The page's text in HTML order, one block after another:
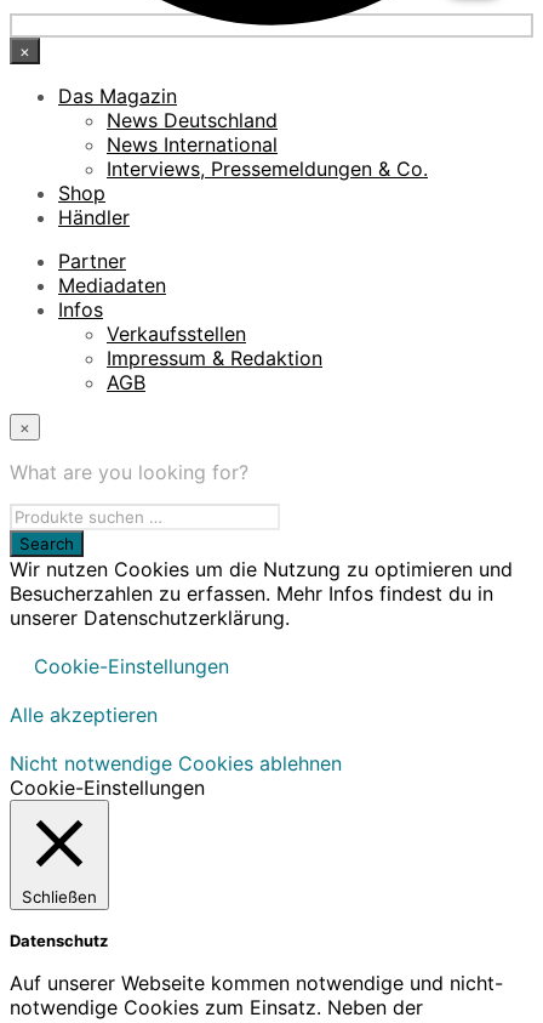
×
Das Magazin
News Deutschland
News International
Interviews, Pressemeldungen & Co.
Shop
Händler
Partner
Mediadaten
Infos
Verkaufsstellen
Impressum & Redaktion
AGB
×
What are you looking for?
Wir nutzen Cookies um die Nutzung zu optimieren und
Besucherzahlen zu erfassen. Mehr Infos findest du in
unserer Datenschutzerklärung.
Cookie-Einstellungen
Alle akzeptieren
Nicht notwendige Cookies ablehnen
Cookie-Einstellungen
Schließen
Datenschutz
Auf unserer Webseite kommen notwendige und nicht-
notwendige Cookies zum Einsatz. Neben der